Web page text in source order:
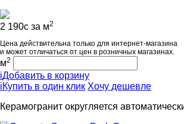
2 190c за м2
Цена действительна только для интернет-магазина
и может отличаться от цен в розничных магазинах.
м2
iДобавить в корзину
iКупить в один клик Хочу дешевле
Керамогранит округляется